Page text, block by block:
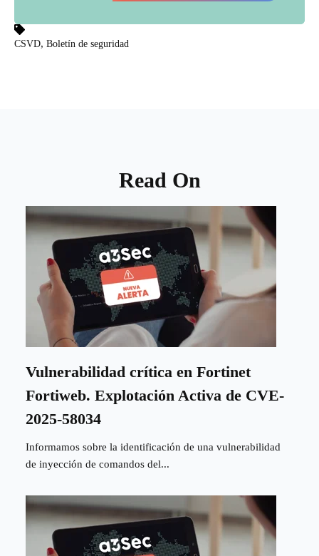
CSVD, Boletín de seguridad
Read On
Vulnerabilidad crítica en Fortinet
Fortiweb. Explotación Activa de CVE-
2025-58034
Informamos sobre la identificación de una vulnerabilidad
de inyección de comandos del...